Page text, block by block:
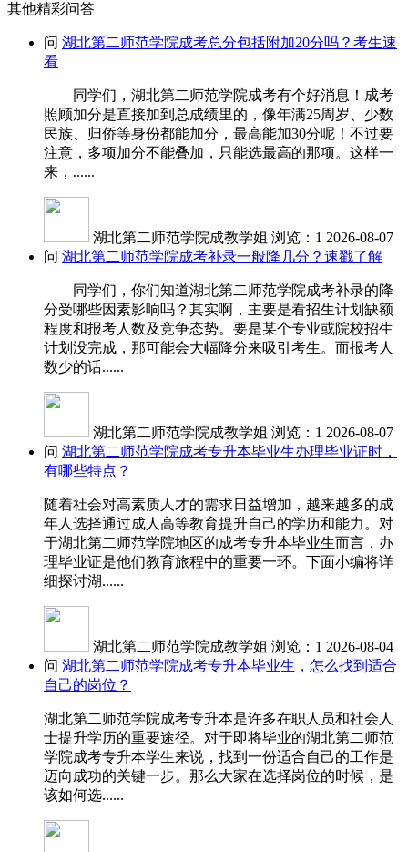
其他精彩问答
问 湖北第二师范学院成考总分包括附加20分吗？考生速
看
同学们，湖北第二师范学院成考有个好消息！成考
照顾加分是直接加到总成绩里的，像年满25周岁、少数
民族、归侨等身份都能加分，最高能加30分呢！不过要
注意，多项加分不能叠加，只能选最高的那项。这样一
来，......
湖北第二师范学院成教学姐 浏览：1 2026-08-07
问 湖北第二师范学院成考补录一般降几分？速戳了解
同学们，你们知道湖北第二师范学院成考补录的降
分受哪些因素影响吗？其实啊，主要是看招生计划缺额
程度和报考人数及竞争态势。要是某个专业或院校招生
计划没完成，那可能会大幅降分来吸引考生。而报考人
数少的话......
湖北第二师范学院成教学姐 浏览：1 2026-08-07
问 湖北第二师范学院成考专升本毕业生办理毕业证时，
有哪些特点？
随着社会对高素质人才的需求日益增加，越来越多的成
年人选择通过成人高等教育提升自己的学历和能力。对
于湖北第二师范学院地区的成考专升本毕业生而言，办
理毕业证是他们教育旅程中的重要一环。下面小编将详
细探讨湖......
湖北第二师范学院成教学姐 浏览：1 2026-08-04
问 湖北第二师范学院成考专升本毕业生，怎么找到适合
自己的岗位？
湖北第二师范学院成考专升本是许多在职人员和社会人
士提升学历的重要途径。对于即将毕业的湖北第二师范
学院成考专升本学生来说，找到一份适合自己的工作是
迈向成功的关键一步。那么大家在选择岗位的时候，是
该如何选......